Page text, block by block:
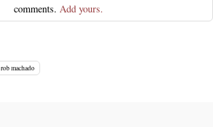
comments. Add yours.
rob machado